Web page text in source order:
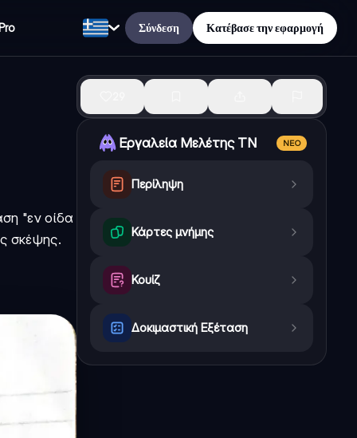
Σύνδεση Κατέβασε την εφαρμογή
"εν οίδα
σκέψης.
Εργαλεία Μελέτης ΤΝ ΝΈΟ
Περίληψη
Κάρτες μνήμης
Κουίζ
Δοκιμαστική Εξέταση